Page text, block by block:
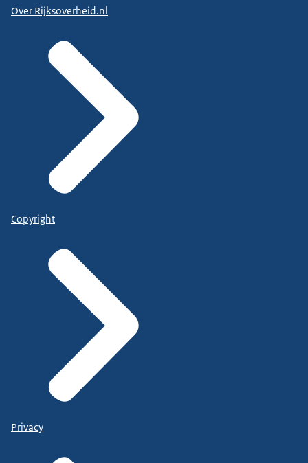
Over Rijksoverheid.nl
Copyright
Privacy